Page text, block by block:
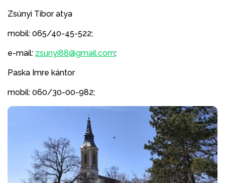
Zsúnyi Tibor atya
mobil: 065/40-45-522;
e-mail: zsunyi88@gmail.com;
Paska Imre kántor
mobil: 060/30-00-982;